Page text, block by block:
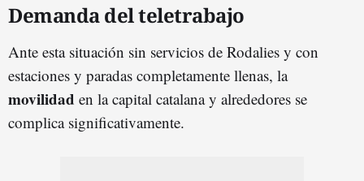
Demanda del teletrabajo
Ante esta situación sin servicios de Rodalies y con
estaciones y paradas completamente llenas, la
movilidad en la capital catalana y alrededores se
complica significativamente.